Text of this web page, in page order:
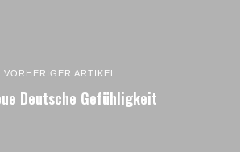
VORHERIGER ARTIKEL
Deutsche Gefühligkeit